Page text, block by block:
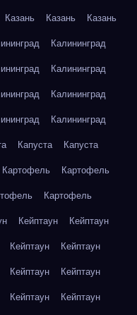
Казань Казань
Казань
Калининград
Калининград
Калининград
Калининград
Капуста
Капуста
Картофель
Картофель
Картофель
Кейптаун
Кейптаун
Кейптаун
Кейптаун
Кейптаун
Кейптаун
Кейптаун
Кейптаун